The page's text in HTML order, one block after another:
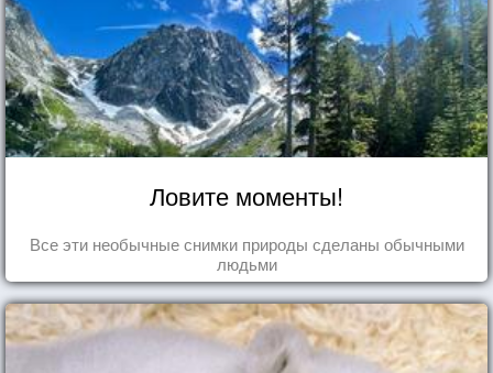
Ловите моменты!
Все эти необычные снимки природы сделаны обычными
людьми